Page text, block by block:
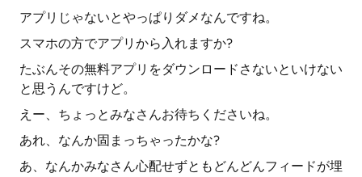
アプリじゃないとやっぱりダメなんですね。
スマホの方でアプリから入れますか?
たぶんその無料アプリをダウンロードさないといけない
と思うんですけど。
えー、ちょっとみなさんお待ちくださいね。
あれ、なんか固まっちゃったかな?
あ、なんかみなさん心配せずともどんどんフィードが埋